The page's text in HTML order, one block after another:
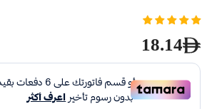
18.14